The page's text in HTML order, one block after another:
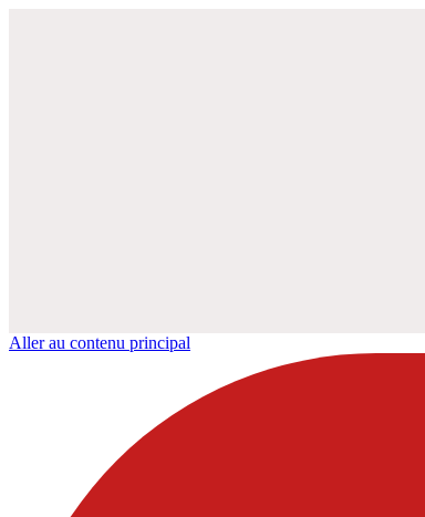
Aller au contenu principal